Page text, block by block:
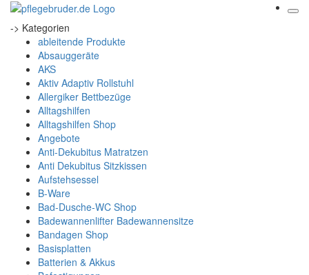
-> Kategorien
ableitende Produkte
Absauggeräte
AKS
Aktiv Adaptiv Rollstuhl
Allergiker Bettbezüge
Alltagshilfen
Alltagshilfen Shop
Angebote
Anti-Dekubitus Matratzen
Anti Dekubitus Sitzkissen
Aufstehsessel
B-Ware
Bad-Dusche-WC Shop
Badewannenlifter Badewannensitze
Bandagen Shop
Basisplatten
Batterien & Akkus